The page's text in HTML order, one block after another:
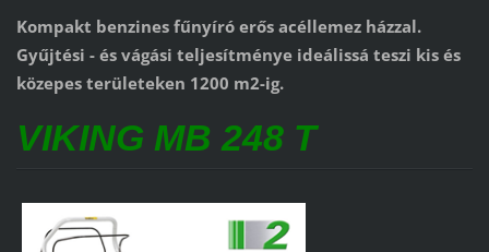
Kompakt benzines fűnyíró erős acéllemez házzal.
Gyűjtési - és vágási teljesítménye ideálissá teszi kis és
közepes területeken 1200 m2-ig.
VIKING MB 248 T